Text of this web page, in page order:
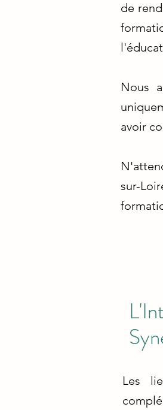
de
Nous
avoir
sur-
Les